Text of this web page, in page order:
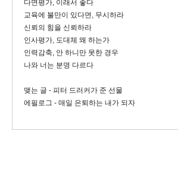
다면평가, 이래서 좋다
교육에 불만이 있다면, 무시하라
신뢰의 힘을 신뢰하라
인사평가, 도대체 왜 하는가
인력감축, 안 하니만 못한 경우
나와 너는 분명 다르다
맺는 글 - 피터 드러커가 준 선물
에필로그 - 매일 은퇴하는 내가 되자